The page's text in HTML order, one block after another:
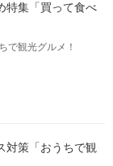
特集「買って食べ
で観光グルメ！
対策「おうちで観